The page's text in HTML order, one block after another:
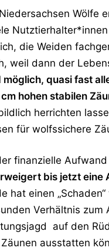
Wölfe
die Weiden
weil dann der
möglich, quasi fast
hohen stabilen
herrichten
für wolfssichere
finanzielle
bis jetzt eine
hat einen
Verhältnis
auf den
ausstatten